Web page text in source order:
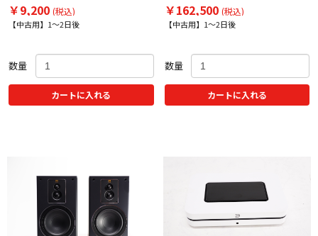
￥9,200 (税込)
【中古用】1～2日後
数量
カートに入れる
￥162,500 (税込)
【中古用】1～2日後
数量
カートに入れる